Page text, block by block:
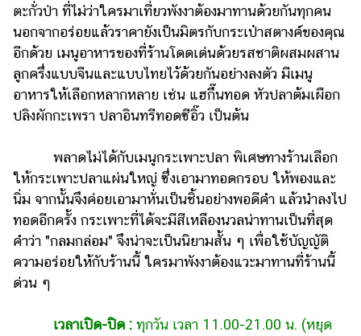
ตะกั่วป่า ที่ไม่ว่าใครมาเที่ยวพังงาต้องมาทานด้วยกันทุกคน
นอกจากอร่อยแล้วราคายังเป็นมิตรกับกระเป๋าสตางค์ของคุณ
อีกด้วย เมนูอาหารของที่ร้านโดดเด่นด้วยรสชาติผสมผสาน
ลูกครึ่งแบบจีนและแบบไทยไว้ด้วยกันอย่างลงตัว มีเมนู
อาหารให้เลือกหลากหลาย เช่น แฮกึ๊นทอด หัวปลาต้มเผือก
ปลิงผักกะเพรา ปลาอินทรีทอดซีอิ๊ว เป็นต้น
พลาดไม่ได้กับเมนูกระเพาะปลา พิเศษทางร้านเลือก
ให้กระเพาะปลาแผ่นใหญ่ ซึ่งเอามาทอดกรอบ ให้พองและ
นิ่ม จากนั้นจึงค่อยเอามาหั่นเป็นชิ้นอย่างพอดีคำ แล้วนำลงไป
ทอดอีกครั้ง กระเพาะที่ได้จะมีสีเหลืองนวลน่าทานเป็นที่สุด
คำว่า "กลมกล่อม" จึงน่าจะเป็นนิยามสั้น ๆ เพื่อใช้บัญญัติ
ความอร่อยให้กับร้านนี้ ใครมาพังงาต้องแวะมาทานที่ร้านนี้
ด่วน ๆ
เวลาเปิด-ปิด : ทุกวัน เวลา 11.00-21.00 น. (หยุด